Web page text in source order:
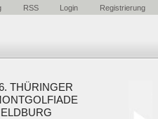
RSS Login Registrierung